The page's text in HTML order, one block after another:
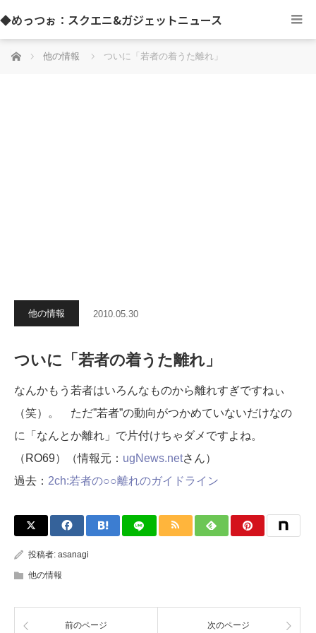
◆めっつぉ：スクエニ&ガジェットニュース
ホーム 他の情報 ついに「若者の着うた離れ」
他の情報 2010.05.30
ついに「若者の着うた離れ」
なんかもう若者はいろんなものから離れすぎですねぃ
（笑）。 ただ”若者”の動向がつかめていないだけなの
に「なんとか離れ」で片付けちゃダメですよね。
（RO69）（情報元： ugNews.netさん）
過去： 2ch:若者の○○離れのガイドライン
投稿者: asanagi
他の情報
前のページ 次のページ